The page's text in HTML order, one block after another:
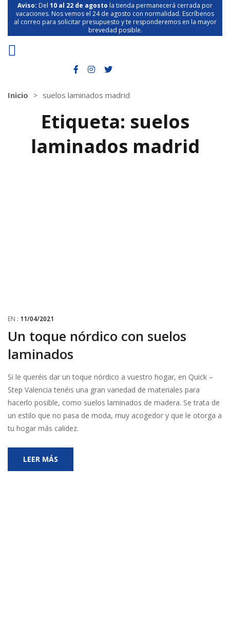
Aviso: Del 10 al 22 de agosto la tienda permanecerá cerrada por
vacaciones. Nos vemos el 24 de agosto con normalidad. Escríbenos
al correo para solicitar presupuesto y te responderemos en la mayor
brevedad posible.
Inicio suelos laminados madrid
Etiqueta: suelos
laminados madrid
EN : 11/04/2021
Un toque nórdico con suelos
laminados
Si le queréis dar un toque nórdico a vuestro hogar, en Quick –
Step Valencia tenéis una gran variedad de materiales para
hacerlo posible, como suelos laminados de madera. Se trata de
un estilo que no pasa de moda, muy acogedor y que le otorga a
tu hogar más calidez.
LEER MÁS